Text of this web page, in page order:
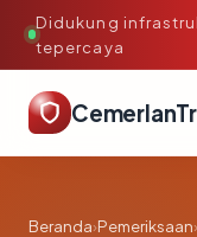
Didukung
tepercaya
Beranda›Pemeriksaan›